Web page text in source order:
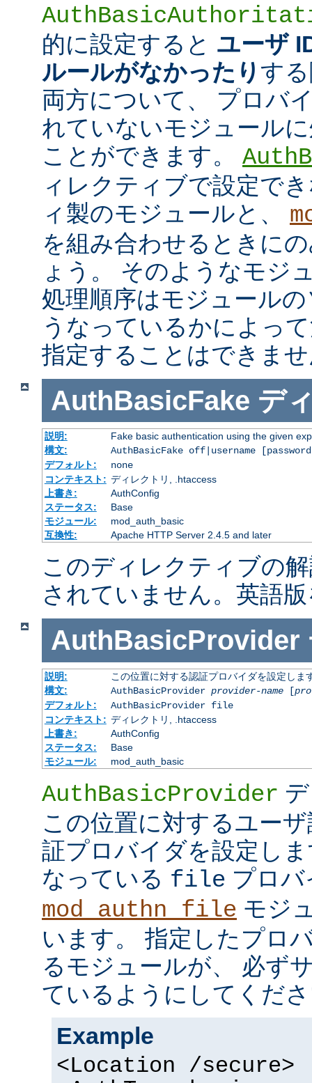
的に設定すると ユーザ
ルールがなかったり す
両方について、 プロバ
れていないモジュール
ことができます。
ィレクティブで設定で
ィ製のモジュールと、
を組み合わせるときに
ょう。 そのようなモジ
処理順序はモジュール
うなっているかによっ
指定することはできま
AuthBasicFake デ
説明:
Fake basic authentication using the given
構文:
AuthBasicFake off|username
デフォルト:
none
コンテキスト: ディレクトリ, .htaccess
上書き:
AuthConfig
ステータス:
Base
モジュール:
mod_auth_basic
互換性:
Apache HTTP Server 2.4.5 and later
このディレクティブの
されていません。英語
AuthBasicProvider
説明:
この位置に対する認証プロバイダを設定しま
構文:
AuthBasicProvider provider-name[
デフォルト:
AuthBasicProvider file
コンテキスト: ディレクトリ, .htaccess
上書き:
AuthConfig
ステータス:
Base
モジュール:
mod_auth_basic
AuthBasicProvider
この位置に対するユー
証プロバイダを設定し
なっている file プロ
mod_authn_file モジ
います。 指定したプロ
るモジュールが、 必ず
ているようにしてくだ
Example
<Location /secure>